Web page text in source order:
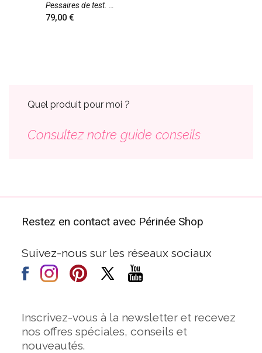
Pessaires de test.
79,00
Quel produit pour moi ?
Consultez notre guide conseils
Restez en contact avec Périnée Shop
Suivez-nous sur les réseaux sociaux
Inscrivez-vous à la newsletter et recevez
nos offres spéciales, conseils et
nouveautés.